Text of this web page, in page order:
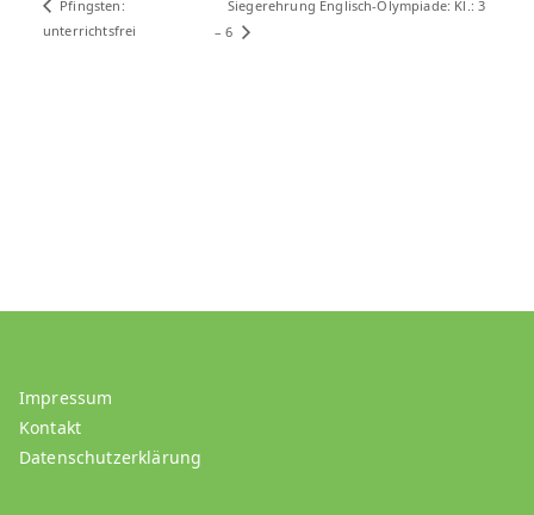
Pfingsten:
unterrichtsfrei
Siegerehrung Englisch-Olympiade: Kl.: 3
– 6
Impressum
Kontakt
Datenschutzerklärung